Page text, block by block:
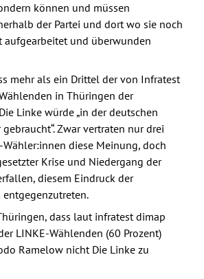
können und müssen
der Partei und dort wo sie noch
aufgearbeitet und überwunden
mehr als ein Drittel der von Infratest
in Thüringen der
Linke würde „in der deutschen
Zwar vertraten nur drei
Wähler:innen diese Meinung, doch
Krise und Niedergang der
diesem Eindruck der
dass laut infratest dimap
LINKE-Wählenden (60 Prozent)
Ramelow nicht Die Linke zu